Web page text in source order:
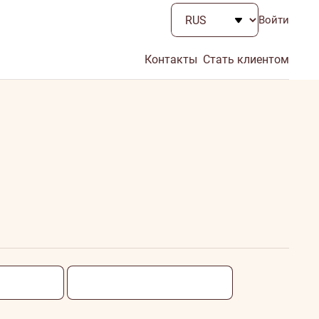
Войти
Контакты Стать клиентом